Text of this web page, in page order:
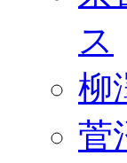
ス
柳
菅